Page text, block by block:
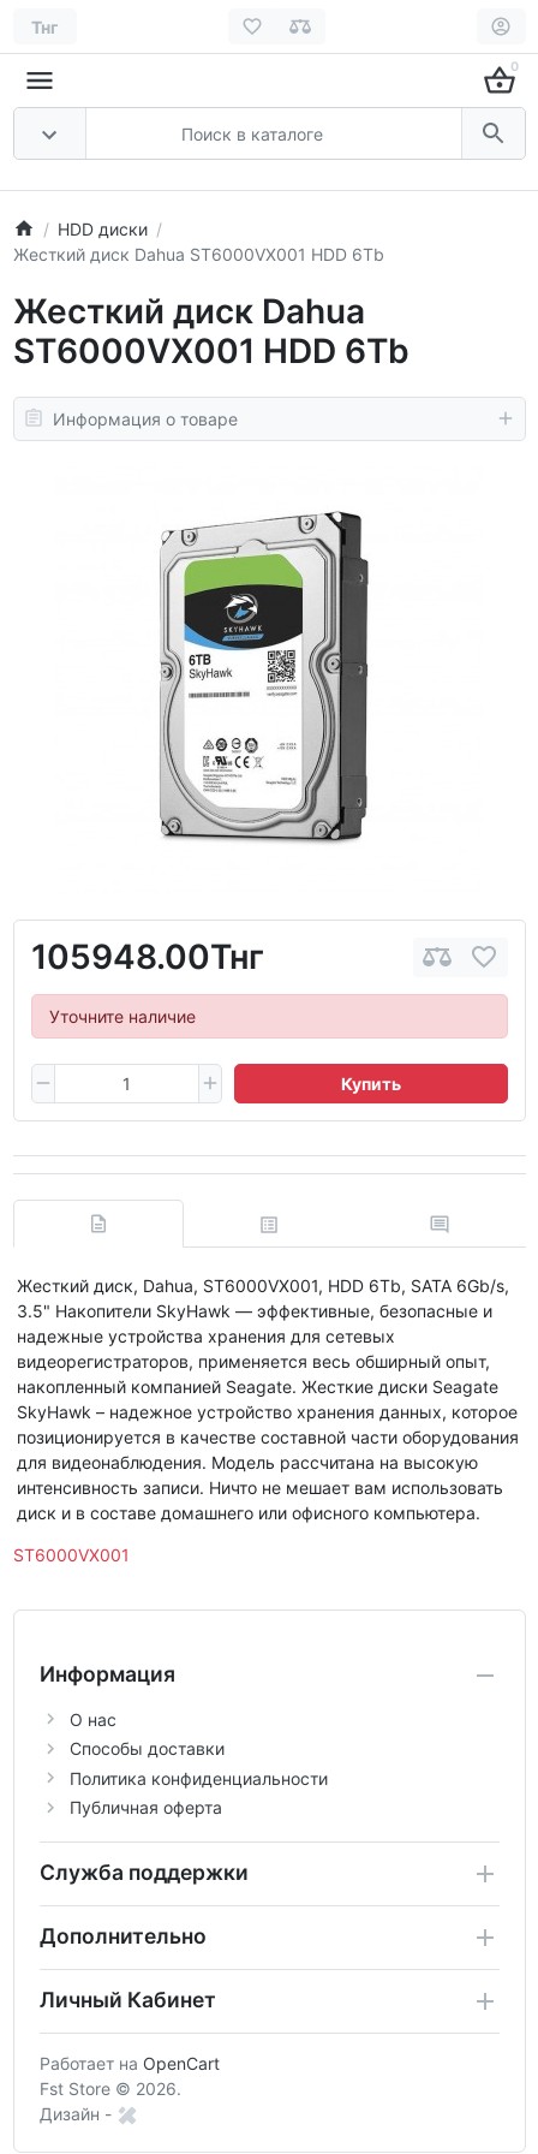
Тнг
0
HDD диски
Жесткий диск Dahua ST6000VX001 HDD 6Tb
Жесткий диск Dahua
ST6000VX001 HDD 6Tb
Информация о товаре
105948.00Тнг
Уточните наличие
Купить
Жесткий диск, Dahua, ST6000VX001, HDD 6Tb, SATA 6Gb/s,
3.5" Накопители SkyHawk — эффективные, безопасные и
надежные устройства хранения для сетевых
видеорегистраторов, применяется весь обширный опыт,
накопленный компанией Seagate. Жесткие диски Seagate
SkyHawk – надежное устройство хранения данных, которое
позиционируется в качестве составной части оборудования
для видеонаблюдения. Модель рассчитана на высокую
интенсивность записи. Ничто не мешает вам использовать
диск и в составе домашнего или офисного компьютера.
ST6000VX001
Информация
О нас
Способы доставки
Политика конфиденциальности
Публичная оферта
Служба поддержки
Дополнительно
Личный Кабинет
Работает на OpenCart
Fst Store © 2026.
Дизайн -